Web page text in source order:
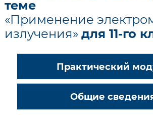
теме
«Применение
излучения» для 11-го
Практический
Общие